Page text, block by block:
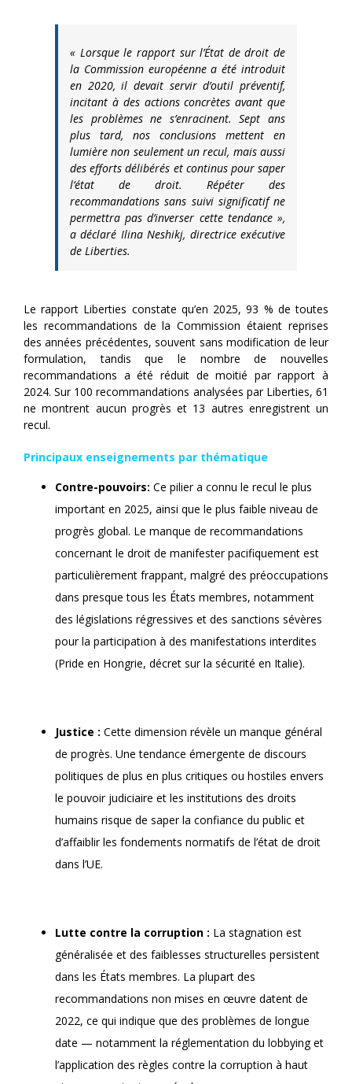
« Lorsque le rapport sur l’État de droit de
la Commission européenne a été introduit
en 2020, il devait servir d’outil préventif,
incitant à des actions concrètes avant que
les problèmes ne s’enracinent. Sept ans
plus tard, nos conclusions mettent en
lumière non seulement un recul, mais aussi
des efforts délibérés et continus pour saper
l’état de droit. Répéter des
recommandations sans suivi significatif ne
permettra pas d’inverser cette tendance »,
a déclaré Ilina Neshikj, directrice exécutive
de Liberties.
Le rapport Liberties constate qu’en 2025, 93 % de toutes
les recommandations de la Commission étaient reprises
des années précédentes, souvent sans modification de leur
formulation, tandis que le nombre de nouvelles
recommandations a été réduit de moitié par rapport à
2024. Sur 100 recommandations analysées par Liberties, 61
ne montrent aucun progrès et 13 autres enregistrent un
recul.
Principaux enseignements par thématique
Contre-pouvoirs: Ce pilier a connu le recul le plus
important en 2025, ainsi que le plus faible niveau de
progrès global. Le manque de recommandations
concernant le droit de manifester pacifiquement est
particulièrement frappant, malgré des préoccupations
dans presque tous les États membres, notamment
des législations régressives et des sanctions sévères
pour la participation à des manifestations interdites
(Pride en Hongrie, décret sur la sécurité en Italie).
Justice : Cette dimension révèle un manque général
de progrès. Une tendance émergente de discours
politiques de plus en plus critiques ou hostiles envers
le pouvoir judiciaire et les institutions des droits
humains risque de saper la confiance du public et
d’affaiblir les fondements normatifs de l’état de droit
dans l’UE.
Lutte contre la corruption : La stagnation est
généralisée et des faiblesses structurelles persistent
dans les États membres. La plupart des
recommandations non mises en œuvre datent de
2022, ce qui indique que des problèmes de longue
date — notamment la réglementation du lobbying et
l’application des règles contre la corruption à haut